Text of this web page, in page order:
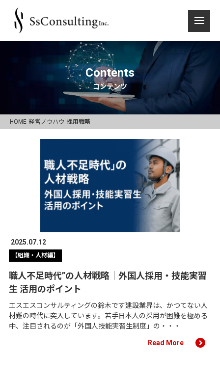
Contents
コンテンツ
HOME 経営ノウハウ 採用戦略
2025.07.12
【組織・人材編】
職人不足時代”の人材戦略｜外国人採用・技能実習
生 活用のポイント
エスエスコンサルティングの鈴木です建設業界は、かつてない人
材難の時代に突入しています。若手日本人の採用が困難を極める
中、注目されるのが「外国人技能実習生制度」の・・・
Read More